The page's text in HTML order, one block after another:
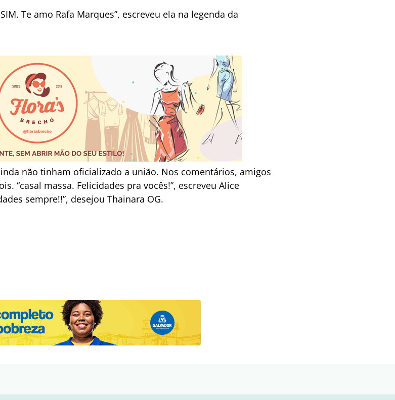
Te amo Rafa Marques”, escreveu ela na legenda da
não tinham oficializado a união. Nos comentários, amigos
“casal massa. Felicidades pra vocês!”, escreveu Alice
sempre!!”, desejou Thainara OG.